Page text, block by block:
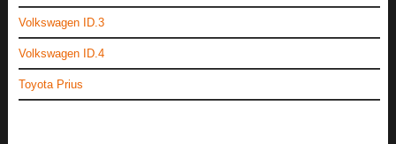
Volkswagen ID.3
Volkswagen ID.4
Toyota Prius